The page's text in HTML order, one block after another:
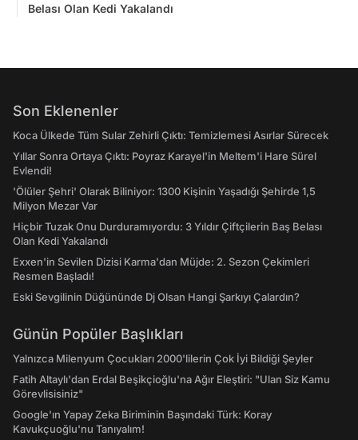
Belası Olan Kedi Yakalandı
Son Eklenenler
Koca Ülkede Tüm Sular Zehirli Çıktı: Temizlemesi Asırlar Sürecek
Yıllar Sonra Ortaya Çıktı: Poyraz Karayel'in Meltem'i Hare Sürel
Evlendi!
'Ölüler Şehri' Olarak Biliniyor: 1300 Kişinin Yaşadığı Şehirde 1,5
Milyon Mezar Var
Hiçbir Tuzak Onu Durduramıyordu: 3 Yıldır Çiftçilerin Baş Belası
Olan Kedi Yakalandı
Exxen'in Sevilen Dizisi Karma'dan Müjde: 2. Sezon Çekimleri
Resmen Başladı!
Eski Sevgilinin Düğününde Dj Olsan Hangi Şarkıyı Çalardın?
Günün Popüler Başlıkları
Yalnızca Milenyum Çocukları 2000'lilerin Çok İyi Bildiği Şeyler
Fatih Altaylı'dan Erdal Beşikçioğlu'na Ağır Eleştiri: "Ulan Siz Kamu
Görevlisisiniz"
Google'ın Yapay Zeka Biriminin Başındaki Türk: Koray
Kavukçuoğlu'nu Tanıyalım!